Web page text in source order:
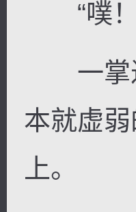
“噗！
一掌过
本就虚
上。